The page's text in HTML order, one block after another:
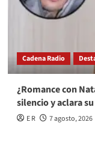
Cadena Radio
¿Romance con
silencio y aclara
E R 7 agosto, 2026